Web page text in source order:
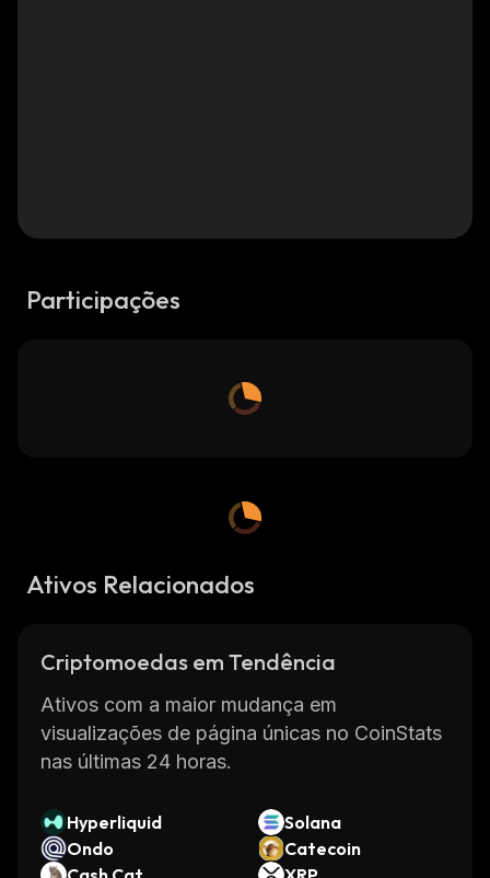
Participações
Ativos Relacionados
Criptomoedas em Tendência
Ativos com a maior mudança em
visualizações de página únicas no CoinStats
nas últimas 24 horas.
Hyperliquid
Solana
Ondo
Catecoin